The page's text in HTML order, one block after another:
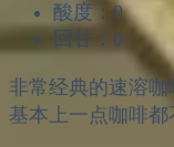
酸度：0
回甘：0
非常经典的速溶咖
基本上一点咖啡都